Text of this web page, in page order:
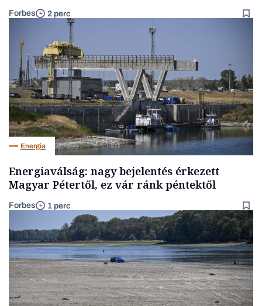
Forbes 2 perc
Energia
Energiaválság: nagy bejelentés érkezett
Magyar Pétertől, ez vár ránk péntektől
Forbes 1 perc